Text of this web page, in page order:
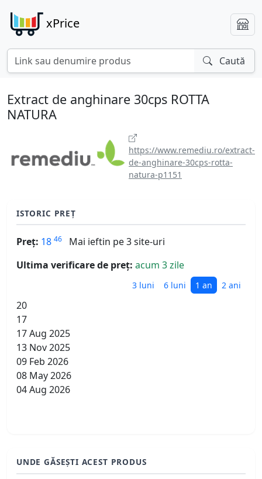
xPrice
Caută
Extract de anghinare 30cps ROTTA
NATURA
https://www.remediu.ro/extract-
de-anghinare-30cps-rotta-
natura-p1151
ISTORIC PREȚ
Preț: 18 46
Mai ieftin pe 3 site-uri
Ultima verificare de preț: acum 3 zile
3 luni 6 luni 1 an 2 ani
20
17
17 Aug 2025
13 Nov 2025
09 Feb 2026
08 May 2026
04 Aug 2026
UNDE GĂSEȘTI ACEST PRODUS